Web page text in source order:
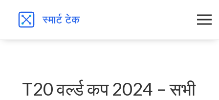
T20 वर्ल्ड कप 2024 – सभी